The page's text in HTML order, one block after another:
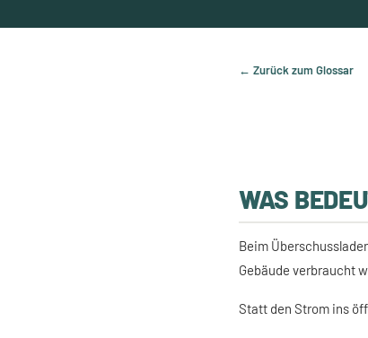
← Zurück zum Glossar
WAS
Beim
Gebäude verbraucht
Statt den Strom ins